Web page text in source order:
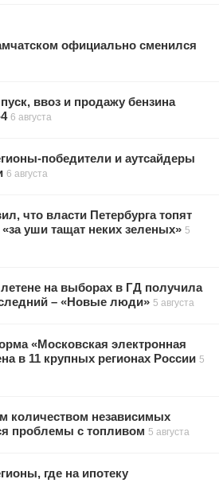
официально сменился
ввоз и продажу бензина
6 августа
победители и аутсайдеры
6 августа
что власти Петербурга топят
уши тащат неких зеленых» 5
на выборах в ГД получила
– «Новые люди» 5 августа
«Московская электронная
в 11 крупных регионах России 5
количеством независимых
проблемы с топливом 5 августа
где на ипотеку